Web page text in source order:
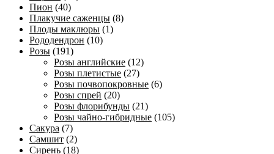
Пион (40)
Плакучие саженцы (8)
Плоды маклюры (1)
Рододендрон (10)
Розы (191)
Розы английские (12)
Розы плетистые (27)
Розы почвопокровные (6)
Розы спрей (20)
Розы флорибунды (21)
Розы чайно-гибридные (105)
Сакура (7)
Самшит (2)
Сирень (18)